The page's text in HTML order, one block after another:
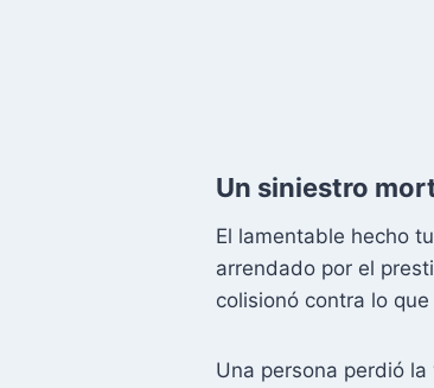
Un siniestro
El lamentable hecho
arrendado por el
colisionó contra lo
Una persona perdió